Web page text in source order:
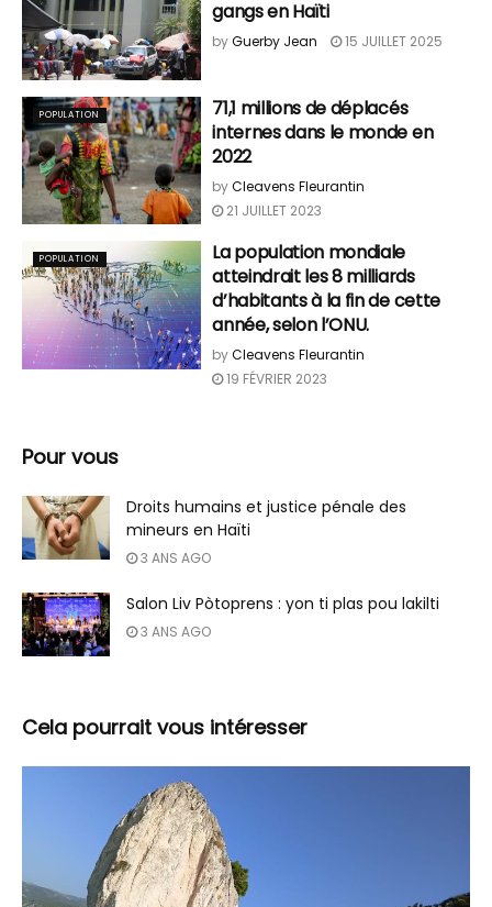
gangs en Haïti
byGuerby Jean 15 JUILLET 2025
POPULATION
71,1 millions de déplacés
internes dans le monde en
2022
byCleavens Fleurantin
21 JUILLET 2023
POPULATION
La population mondiale
atteindrait les 8 milliards
d’habitants à la fin de cette
année, selon l’ONU.
byCleavens Fleurantin
19 FÉVRIER 2023
Pour vous
Droits humains et justice pénale des
mineurs en Haïti
3 ANS AGO
Salon Liv Pòtoprens : yon ti plas pou lakilti
3 ANS AGO
Cela pourrait vous intéresser